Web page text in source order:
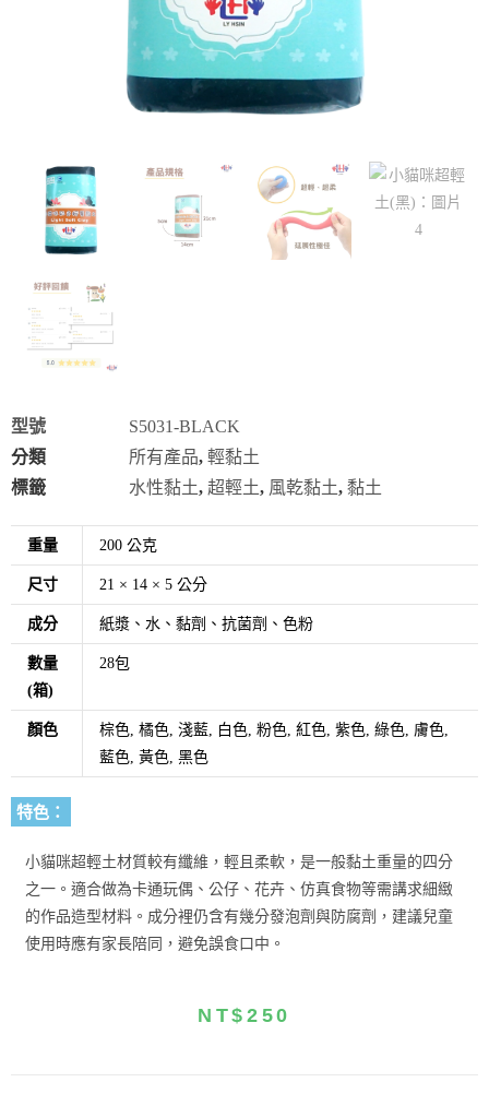
型號
S5031-BLACK
分類
所有產品, 輕黏土
標籤
水性黏土, 超輕土, 風乾黏土, 黏土
重量 200 公克
尺寸 21 × 14 × 5 公分
成分 紙漿、水、黏劑、抗菌劑、色粉
數量
(箱)
28包
顏色
棕色, 橘色, 淺藍, 白色, 粉色, 紅色, 紫色, 綠色, 膚色,
藍色, 黃色, 黑色
特色：
小貓咪超輕土材質較有纖維，輕且柔軟，是一般黏土重量的四分
之一。適合做為卡通玩偶、公仔、花卉、仿真食物等需講求細緻
的作品造型材料。 成分裡仍含有幾分發泡劑與防腐劑，建議兒童
使用時應有家長陪同，避免誤食口中。
NT$ 250